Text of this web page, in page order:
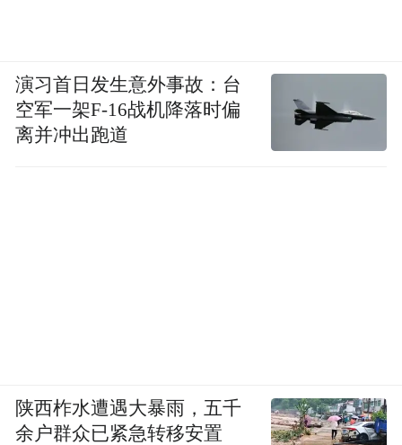
演习首日发生意外事故：台
空军一架F-16战机降落时偏
离并冲出跑道
陕西柞水遭遇大暴雨，五千
余户群众已紧急转移安置